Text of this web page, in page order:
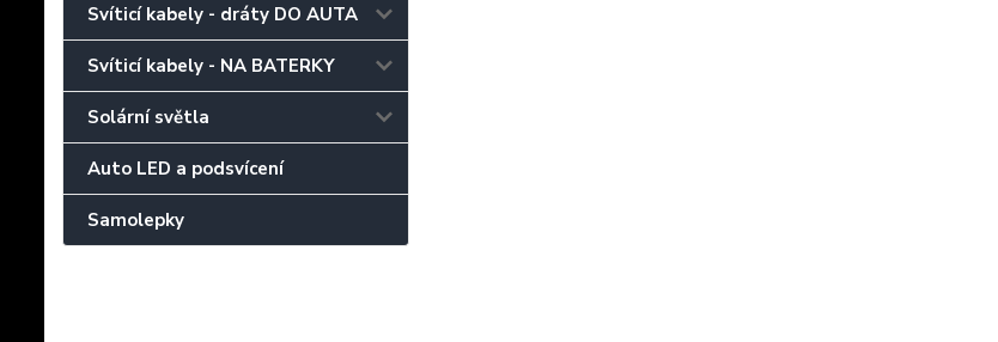
Svíticí kabely - dráty DO AUTA
Svíticí kabely - NA BATERKY
Solární světla
Auto LED a podsvícení
Samolepky